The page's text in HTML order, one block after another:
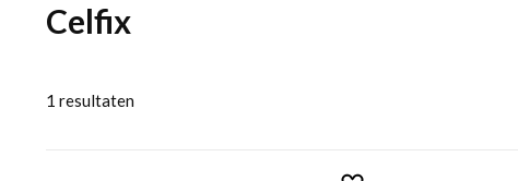
Celfix
1 resultaten